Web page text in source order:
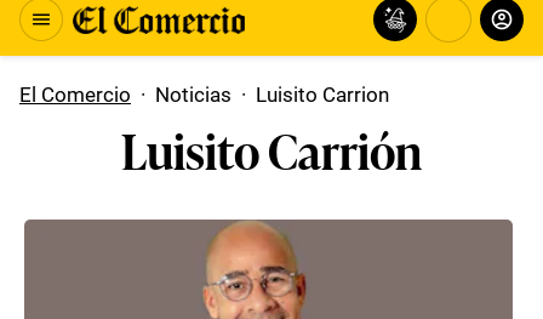
El Comercio · Noticias · Luisito Carrion
Luisito Carrión